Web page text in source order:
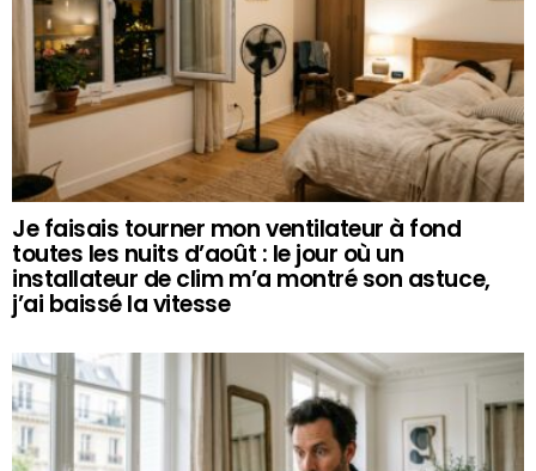
Je faisais tourner mon ventilateur à fond
toutes les nuits d’août : le jour où un
installateur de clim m’a montré son astuce,
j’ai baissé la vitesse